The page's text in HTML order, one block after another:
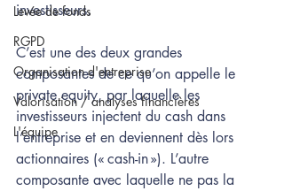
Levée de fonds
RGPD
Organisation d'entreprise
Valorisation / analyses financières
L'équipe
investisseurs.
C’est une des deux grandes
composantes de ce qu’on appelle le
private equity, par laquelle les
investisseurs injectent du cash dans
l’entreprise et en deviennent dès lors
actionnaires (« cash-in »). L’autre
composante avec laquelle ne pas la